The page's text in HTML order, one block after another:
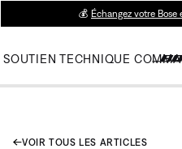
💰 Échangez votre Bose
SOUTIEN TECHNIQUE
VOIR TOUS LES ARTICLES